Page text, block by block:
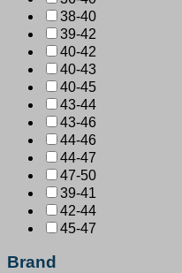
38-40
39-42
40-42
40-43
40-45
43-44
43-46
44-46
44-47
47-50
39-41
42-44
45-47
Brand